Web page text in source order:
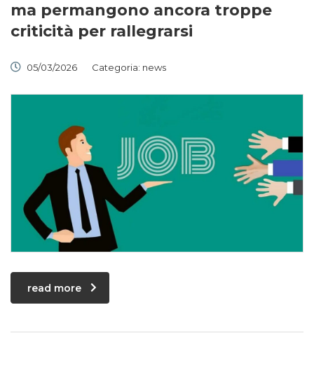
ma permangono ancora troppe
criticità per rallegrarsi
05/03/2026 Categoria: news
read more